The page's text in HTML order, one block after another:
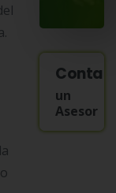
un
Asesor